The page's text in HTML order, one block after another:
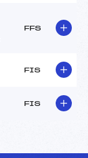
FFS
FIS
FIS